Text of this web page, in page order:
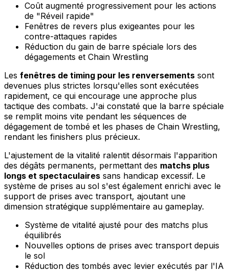
Coût augmenté progressivement pour les actions
de "Réveil rapide"
Fenêtres de revers plus exigeantes pour les
contre-attaques rapides
Réduction du gain de barre spéciale lors des
dégagements et Chain Wrestling
Les fenêtres de timing pour les renversements sont
devenues plus strictes lorsqu'elles sont exécutées
rapidement, ce qui encourage une approche plus
tactique des combats. J'ai constaté que la barre spéciale
se remplit moins vite pendant les séquences de
dégagement de tombé et les phases de Chain Wrestling,
rendant les finishers plus précieux.
L'ajustement de la vitalité ralentit désormais l'apparition
des dégâts permanents, permettant des matchs plus
longs et spectaculaires sans handicap excessif. Le
système de prises au sol s'est également enrichi avec le
support de prises avec transport, ajoutant une
dimension stratégique supplémentaire au gameplay.
Système de vitalité ajusté pour des matchs plus
équilibrés
Nouvelles options de prises avec transport depuis
le sol
Réduction des tombés avec levier exécutés par l'IA